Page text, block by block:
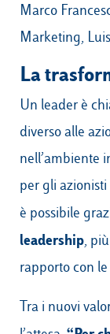
Belluno
Amsterdam
Dubai
Marco
Marketing,
La
Un leader è
diverso alle
nell’ambiente
per gli
è possibile
leadership,
rapporto con
Tra i nuovi